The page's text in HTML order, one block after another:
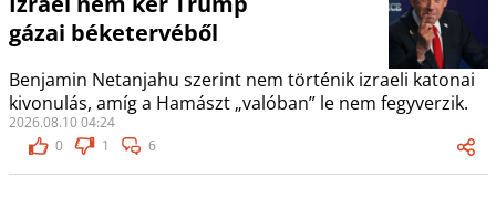
gázai béketervéből
Benjamin Netanjahu szerint nem történik izraeli katonai
kivonulás, amíg a Hamászt „valóban” le nem fegyverzik.
2026.08.10 04:24
0
1 6